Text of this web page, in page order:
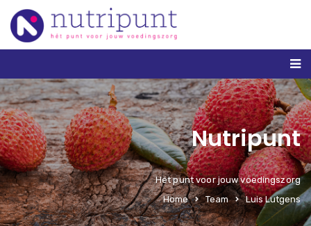
Nutripunt
Hét punt voor jouw voedingszorg
Home
Team Luis Lutgens